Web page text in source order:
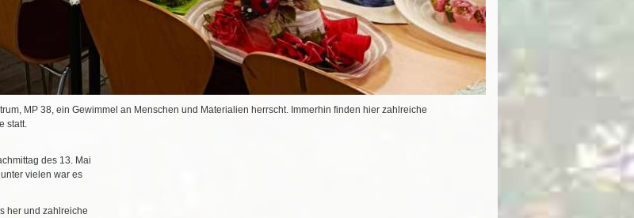
MP 38, ein Gewimmel an Menschen und Materialien herrscht. Immerhin finden hier zahlreiche
statt.
des 13. Mai
vielen war es
her und zahlreiche